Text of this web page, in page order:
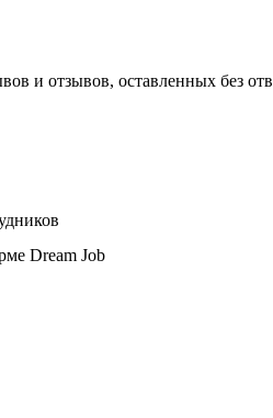
и отзывов, оставленных без
Dream Job